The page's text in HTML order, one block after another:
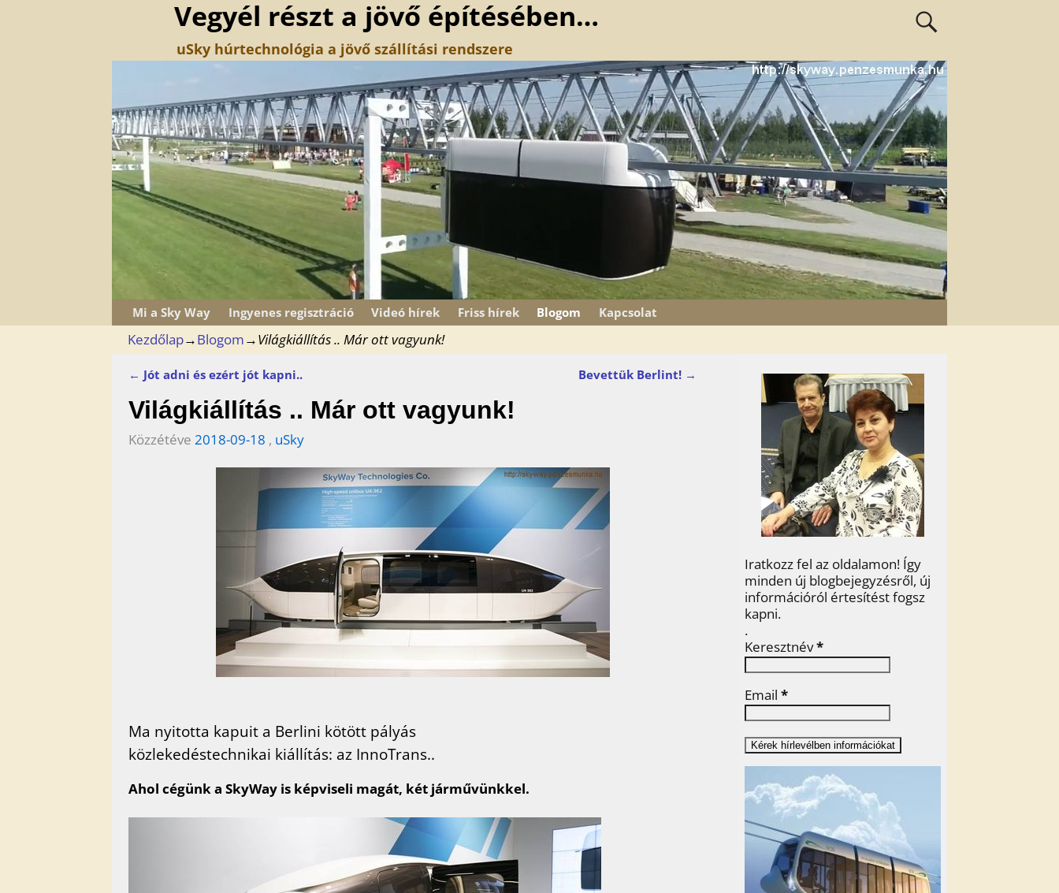
Vegyél részt a jövő építésében…
uSky húrtechnológia a jövő szállítási rendszere
Mi a Sky Way Ingyenes regisztráció Videó hírek Friss hírek Blogom Kapcsolat
Kezdőlap→Blogom→Világkiállítás .. Már ott vagyunk!
← Jót adni és ezért jót kapni.. Bevettük Berlint! →
Világkiállítás .. Már ott vagyunk!
Közzétéve2018-09-18 , uSky
Ma nyitotta kapuit a Berlini kötött pályás
közlekedéstechnikai kiállítás: az InnoTrans..
Ahol cégünk a SkyWay is képviseli magát, két járművünkkel.
Iratkozz fel az oldalamon! Így
minden új blogbejegyzésről, új
információról értesítést fogsz
kapni.
.
Keresztnév*
Email *